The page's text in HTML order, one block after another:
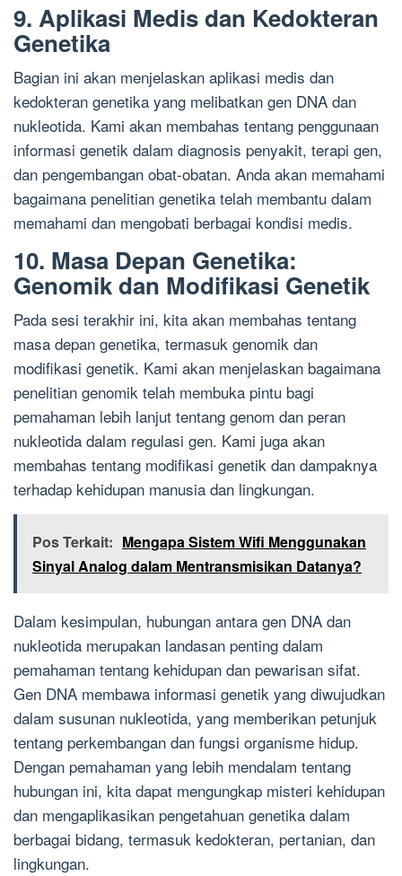
9. Aplikasi Medis dan Kedokteran
Genetika
Bagian ini akan menjelaskan aplikasi medis dan
kedokteran genetika yang melibatkan gen DNA dan
nukleotida. Kami akan membahas tentang penggunaan
informasi genetik dalam diagnosis penyakit, terapi gen,
dan pengembangan obat-obatan. Anda akan memahami
bagaimana penelitian genetika telah membantu dalam
memahami dan mengobati berbagai kondisi medis.
10. Masa Depan Genetika:
Genomik dan Modifikasi Genetik
Pada sesi terakhir ini, kita akan membahas tentang
masa depan genetika, termasuk genomik dan
modifikasi genetik. Kami akan menjelaskan bagaimana
penelitian genomik telah membuka pintu bagi
pemahaman lebih lanjut tentang genom dan peran
nukleotida dalam regulasi gen. Kami juga akan
membahas tentang modifikasi genetik dan dampaknya
terhadap kehidupan manusia dan lingkungan.
Pos Terkait: Mengapa Sistem Wifi Menggunakan
Sinyal Analog dalam Mentransmisikan Datanya?
Dalam kesimpulan, hubungan antara gen DNA dan
nukleotida merupakan landasan penting dalam
pemahaman tentang kehidupan dan pewarisan sifat.
Gen DNA membawa informasi genetik yang diwujudkan
dalam susunan nukleotida, yang memberikan petunjuk
tentang perkembangan dan fungsi organisme hidup.
Dengan pemahaman yang lebih mendalam tentang
hubungan ini, kita dapat mengungkap misteri kehidupan
dan mengaplikasikan pengetahuan genetika dalam
berbagai bidang, termasuk kedokteran, pertanian, dan
lingkungan.